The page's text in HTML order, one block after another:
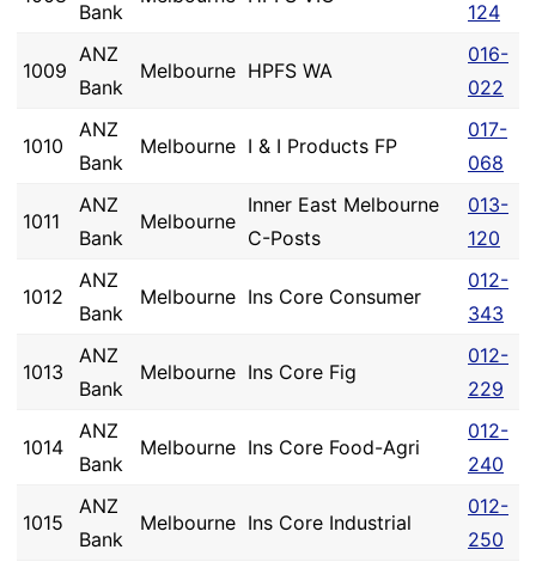
Bank
124
1009
ANZ
Bank
Melbourne HPFS WA
016-
022
1010
ANZ
Bank
Melbourne I & I Products FP
017-
068
1011
ANZ
Bank
Melbourne
Inner East Melbourne
C-Posts
013-
120
1012
ANZ
Bank
Melbourne Ins Core Consumer
012-
343
1013
ANZ
Bank
Melbourne Ins Core Fig
012-
229
1014
ANZ
Bank
Melbourne Ins Core Food-Agri
012-
240
1015
ANZ
Bank
Melbourne Ins Core Industrial
012-
250